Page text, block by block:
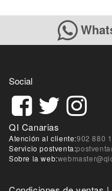
Social
QI Canarias
Atención al cliente:902 880
Servicio postventa:
Sobre la web: